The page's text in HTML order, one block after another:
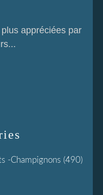
-champignons (490)
appréciées par